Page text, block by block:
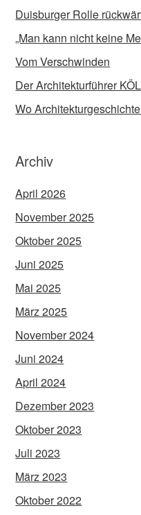
Duisburger Rolle
„Man kann nicht keine
Vom Verschwinden
Der Architekturführer
Wo
Archiv
April 2026
November 2025
Oktober 2025
Juni 2025
Mai 2025
März 2025
November 2024
Juni 2024
April 2024
Dezember 2023
Oktober 2023
Juli 2023
März 2023
Oktober 2022